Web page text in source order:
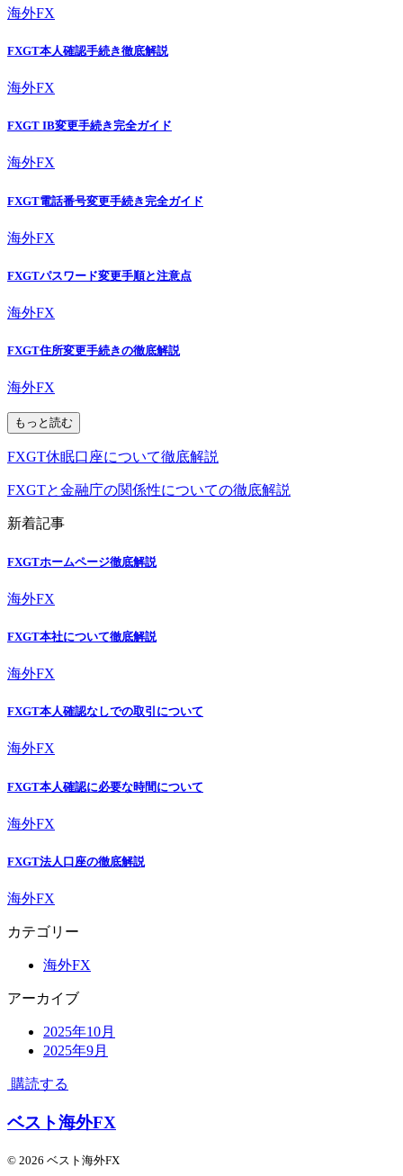
海外FX
FXGT本人確認手続き徹底解説
海外FX
FXGT IB変更手続き完全ガイド
海外FX
FXGT電話番号変更手続き完全ガイド
海外FX
FXGTパスワード変更手順と注意点
海外FX
FXGT住所変更手続きの徹底解説
海外FX
もっと読む
FXGT休眠口座について徹底解説
FXGTと金融庁の関係性についての徹底解説
新着記事
FXGTホームページ徹底解説
海外FX
FXGT本社について徹底解説
海外FX
FXGT本人確認なしでの取引について
海外FX
FXGT本人確認に必要な時間について
海外FX
FXGT法人口座の徹底解説
海外FX
カテゴリー
海外FX
アーカイブ
2025年10月
2025年9月
購読する
ベスト海外FX
© 2026 ベスト海外FX